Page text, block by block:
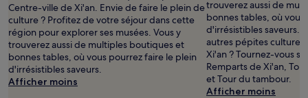
Centre-ville de Xi'an. Envie de faire le plein de
culture ? Profitez de votre séjour dans cette
région pour explorer ses musées. Vous y
trouverez aussi de multiples boutiques et
bonnes tables, où vous pourrez faire le plein
d'irrésistibles saveurs.
Afficher moins
trouverez aussi de
bonnes tables, où
d'irrésistibles saveurs.
autres pépites
Xi'an ? Tournez-vous
Remparts de Xi'an,
et Tour du tambour.
Afficher moins